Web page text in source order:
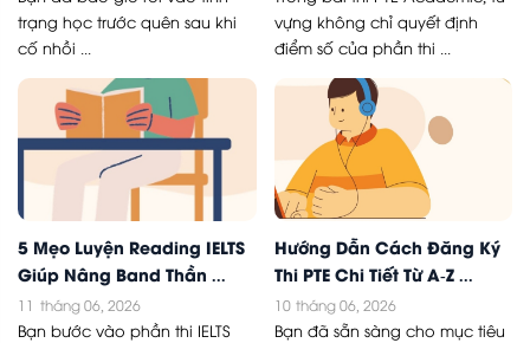
trạng học trước quên sau khi
cố nhồi ...
vựng không chỉ quyết định
điểm số của phần thi ...
5 Mẹo Luyện Reading IELTS
Giúp Nâng Band Thần ...
11 tháng 06, 2026
Bạn bước vào phần thi IELTS
Hướng Dẫn Cách Đăng Ký
Thi PTE Chi Tiết Từ A-Z ...
10 tháng 06, 2026
Bạn đã sẵn sàng cho mục tiêu